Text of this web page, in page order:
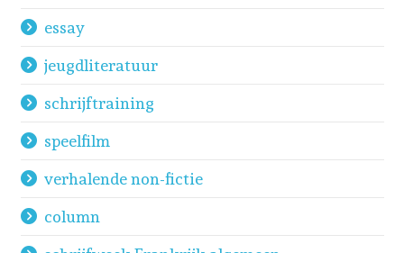
essay
jeugdliteratuur
schrijftraining
speelfilm
verhalende non-fictie
column